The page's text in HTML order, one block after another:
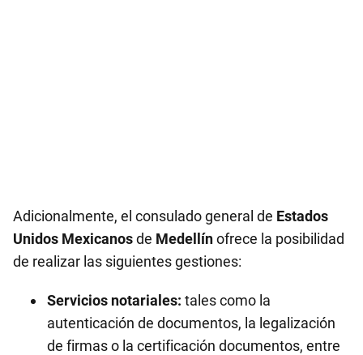
Adicionalmente, el consulado general de Estados
Unidos Mexicanosde Medellínofrece la posibilidad
de realizar las siguientes gestiones:
Servicios notariales: tales como la
autenticación de documentos, la legalización
de firmas o la certificación documentos, entre